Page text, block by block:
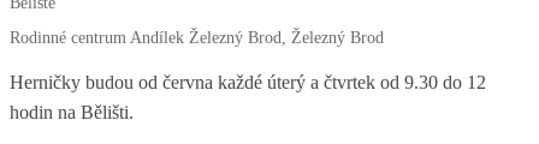
Rodinné centrum Andílek Železný Brod, Železný Brod
Herničky budou od června každé úterý a čtvrtek od 9.30 do 12
hodin na Bělišti.